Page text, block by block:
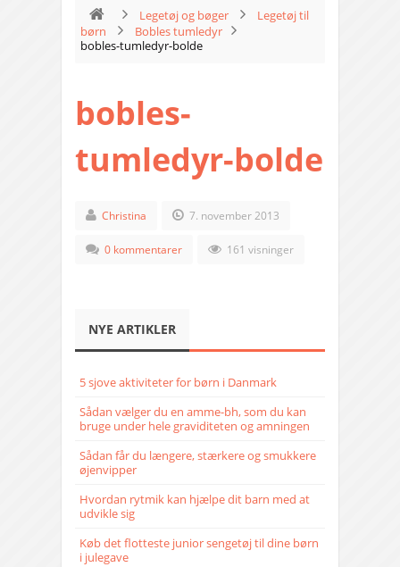
Legetøj og bøger
Legetøj til
børn
Bobles tumledyr
bobles-tumledyr-bolde
bobles-
tumledyr-bolde
Christina 7. november 2013
0 kommentarer 161 visninger
NYE ARTIKLER
5 sjove aktiviteter for børn i Danmark
Sådan vælger du en amme-bh, som du kan
bruge under hele graviditeten og amningen
Sådan får du længere, stærkere og smukkere
øjenvipper
Hvordan rytmik kan hjælpe dit barn med at
udvikle sig
Køb det flotteste junior sengetøj til dine børn
i julegave